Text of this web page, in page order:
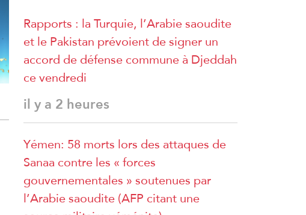
Rapports : la Turquie, l’Arabie saoudite
et le Pakistan prévoient de signer un
accord de défense commune à Djeddah
ce vendredi
il y a 2 heures
Yémen: 58 morts lors des attaques de
Sanaa contre les « forces
gouvernementales » soutenues par
l’Arabie saoudite (AFP citant une